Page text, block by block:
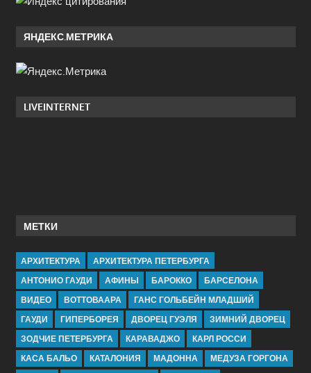
ЯНДЕКС.МЕТРИКА
LIVEINTERNET
МЕТКИ
АРХИТЕКТУРА
АРХИТЕКТУРА ПЕТЕРБУРГА
АНТОНИО ГАУДИ
АФИНЫ БАРОККО
БАРСЕЛОНА
ВИДЕО
ВОТТОВААРА
ГАНС ГОЛЬБЕЙН МЛАДШИЙ
ГАУДИ
ГИПЕРБОРЕЯ ДВОРЕЦ ГУЭЛЯ
ЗИМНИЙ ДВОРЕЦ
ЗОДЧИЕ ПЕТЕРБУРГА
КАРАВАДЖО
КАРЛ РОССИ
КАСА БАЛЬО
КАТАЛОНИЯ МАДОННА
МЕДУЗА ГОРГОНА